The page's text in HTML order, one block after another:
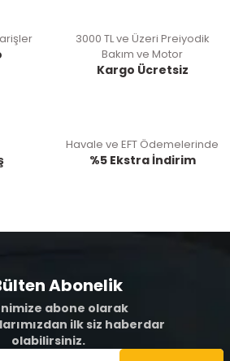
3000 TL ve Üzeri Preiyodik
Bakım ve Motor
Kargo Ücretsiz
Havale ve EFT Ödemelerinde
%5 Ekstra İndirim
Abonelik
abone olarak
ilk siz haberdar
olabilirsiniz.